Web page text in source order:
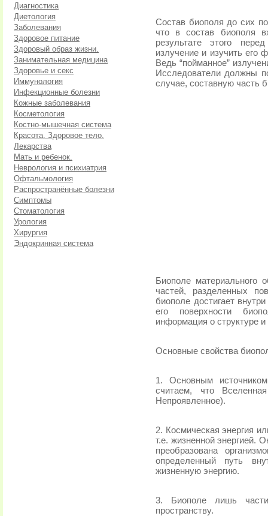
Диагностика
Диетология
Заболевания
Здоровое питание
Здоровый образ жизни.
Занимательная медицина
Здоровье и секс
Иммунология
Инфекционные болезни
Кожные заболевания
Косметология
Костно-мышечная система
Красота. Здоровое тело.
Лекарства
Мать и ребенок.
Неврология и психиатрия
Офтальмология
Распространённые болезни
Симптомы
Стоматология
Урология
Хирургия
Эндокринная система
Состав биополя до сих
что в состав биополя
результате этого
излучение и изучить его
Ведь “пойманное”
Исследователи должны
случае, составную часть
Биополе материального
частей, разделенных
биополе достигает
его поверхности
информация о структуре
Основные свойства
1. Основным
считаем, что
Непроявленное).
2. Космическая энергия
т.е. жизненной энергией.
преобразована
определенный путь
жизненную энергию.
3. Биополе лишь
пространству.